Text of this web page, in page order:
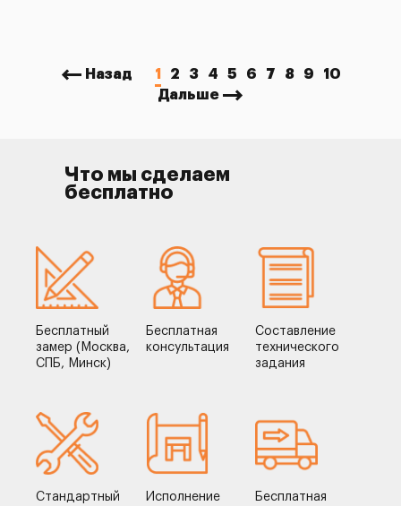
Назад 1 2 3 4 5 6 7 8 9
10
Дальше
Что мы сделаем
бесплатно
Бесплатный
замер (Москва,
СПБ, Минск)
Бесплатная
консультация
Составление
технического
задания
Стандартный
Исполнение
Бесплатная